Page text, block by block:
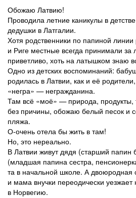
Обожаю Латвию!
Проводила летние каникулы в
дедушки в Латгалии.
Хотя родственники по папиной
и Риге местные всегда принимали за
приветливо, хоть на латышком знаю
Одно из детских воспоминаний:
родилась в Латвии, как и её
«негра» — негражданина.
Там всё «моё» — природа, продукты,
без причины, обожаю белый песок и
пляжа.
О-очень отела бы жить в там!
Но, это нереально.
В Латвии живут дядя (старший папин
(младшая папина сестра,
та в начальной школе. А двоюродная
и мама внучки переодически уезжает
в Норвегию.